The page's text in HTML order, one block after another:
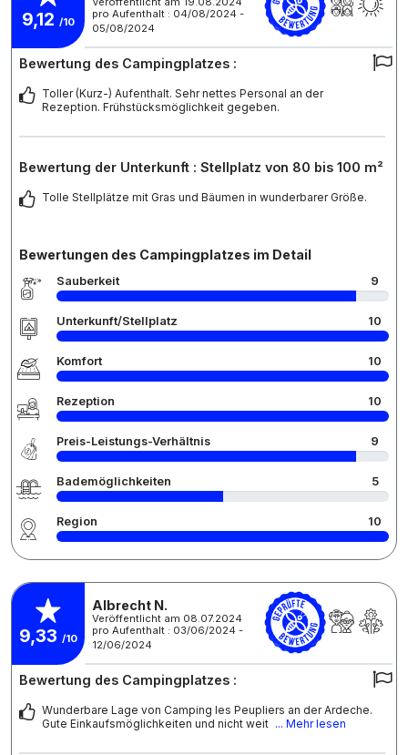
9,12 /10
pro Aufenthalt : 04/08/2024 -
05/08/2024
Bewertung des Campingplatzes :
Toller (Kurz-) Aufenthalt. Sehr nettes Personal an der
Rezeption. Frühstücksmöglichkeit gegeben.
Bewertung der Unterkunft : Stellplatz von 80 bis 100 m²
Tolle Stellplätze mit Gras und Bäumen in wunderbarer Größe.
Bewertungen des Campingplatzes im Detail
Sauberkeit 9
Unterkunft/Stellplatz 10
Komfort 10
Rezeption 10
Preis-Leistungs-Verhältnis 9
Bademöglichkeiten 5
Region 10
9,33 /10
Albrecht N.
Veröffentlicht am 08.07.2024
pro Aufenthalt : 03/06/2024 -
12/06/2024
Bewertung des Campingplatzes :
Wunderbare Lage von Camping les Peupliers an der Ardeche.
Gute Einkaufsmöglichkeiten und nicht weit ... Mehr lesen